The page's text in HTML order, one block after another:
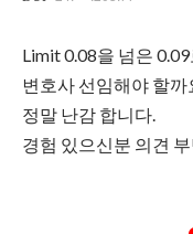
Limit 0.08을 넘은
변호사 선임해야 할
정말 난감 합니다.
경험 있으신분 의견